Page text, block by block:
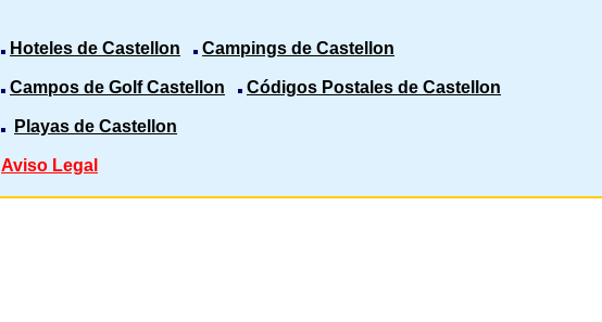
Hoteles de Castellon Campings de Castellon
Campos de Golf Castellon Códigos Postales de Castellon
Playas de Castellon
Aviso Legal